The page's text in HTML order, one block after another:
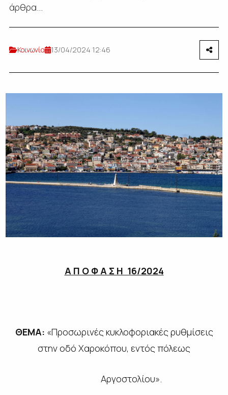
άρθρα...
Κοινωνία 13/04/2024 12:46
Α Π Ο Φ Α Σ Η 16/2024
ΘΕΜΑ: «Προσωρινές κυκλοφοριακές ρυθμίσεις
στην οδό Χαροκόπου, εντός πόλεως
Αργοστολίου».